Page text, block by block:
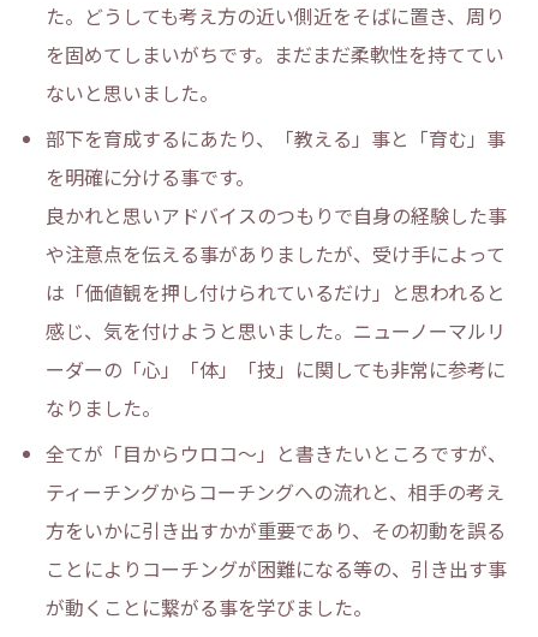
た。どうしても考え方の近い側近をそばに置き、周り
を固めてしまいがちです。まだまだ柔軟性を持ててい
ないと思いました。
部下を育成するにあたり、「教える」事と「育む」事
を明確に分ける事です。
良かれと思いアドバイスのつもりで自身の経験した事
や注意点を伝える事がありましたが、受け手によって
は「価値観を押し付けられているだけ」と思われると
感じ、気を付けようと思いました。ニューノーマルリ
ーダーの「心」「体」「技」に関しても非常に参考に
なりました。
全てが「目からウロコ～」と書きたいところですが、
ティーチングからコーチングへの流れと、相手の考え
方をいかに引き出すかが重要であり、その初動を誤る
ことによりコーチングが困難になる等の、引き出す事
が動くことに繋がる事を学びました。